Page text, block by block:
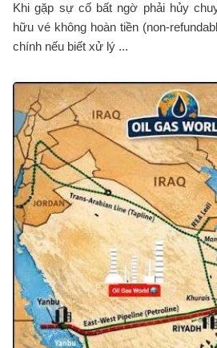
Khi gặp sự cố bất ngờ phải hủy
hữu vé không hoàn tiền (non-
chính nếu biết xử lý ...